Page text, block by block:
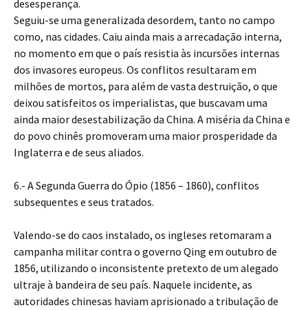
desesperança.
Seguiu-se uma generalizada desordem, tanto no campo
como, nas cidades. Caiu ainda mais a arrecadação interna,
no momento em que o país resistia às incursões internas
dos invasores europeus. Os conflitos resultaram em
milhões de mortos, para além de vasta destruição, o que
deixou satisfeitos os imperialistas, que buscavam uma
ainda maior desestabilização da China. A miséria da China e
do povo chinês promoveram uma maior prosperidade da
Inglaterra e de seus aliados.
6.- A Segunda Guerra do Ópio (1856 – 1860), conflitos
subsequentes e seus tratados.
Valendo-se do caos instalado, os ingleses retomaram a
campanha militar contra o governo Qing em outubro de
1856, utilizando o inconsistente pretexto de um alegado
ultraje à bandeira de seu país. Naquele incidente, as
autoridades chinesas haviam aprisionado a tribulação de